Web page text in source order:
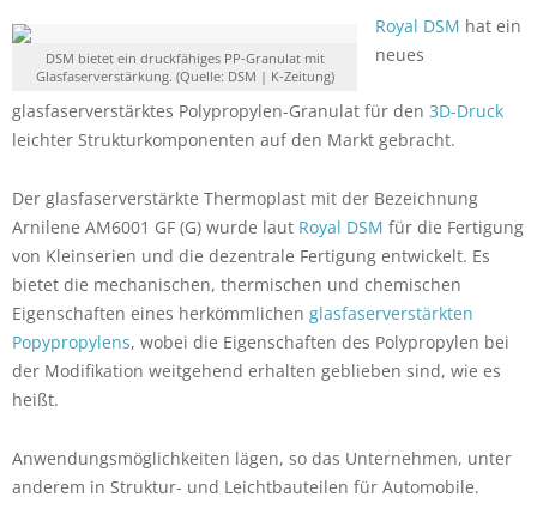
DSM bietet ein druckfähiges PP-Granulat mit
Glasfaserverstärkung. (Quelle: DSM | K-Zeitung)
Royal DSM hat ein
neues
glasfaserverstärktes Polypropylen-Granulat für den 3D-Druck
leichter Strukturkomponenten auf den Markt gebracht.
Der glasfaserverstärkte Thermoplast mit der Bezeichnung
Arnilene AM6001 GF (G) wurde laut Royal DSM für die Fertigung
von Kleinserien und die dezentrale Fertigung entwickelt. Es
bietet die mechanischen, thermischen und chemischen
Eigenschaften eines herkömmlichen glasfaserverstärkten
Popypropylens, wobei die Eigenschaften des Polypropylen bei
der Modifikation weitgehend erhalten geblieben sind, wie es
heißt.
Anwendungsmöglichkeiten lägen, so das Unternehmen, unter
anderem in Struktur- und Leichtbauteilen für Automobile.